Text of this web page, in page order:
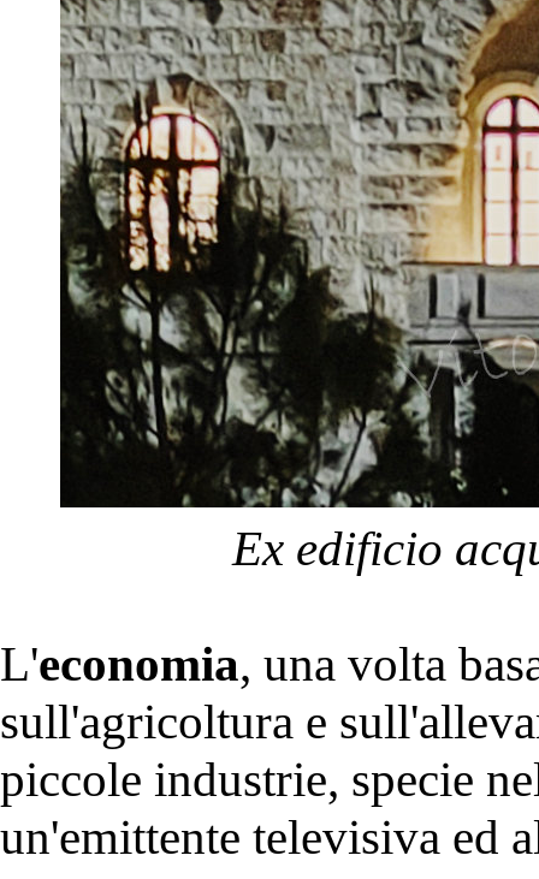
Ex edificio
L'economia, una volta
sull'agricoltura e
piccole industrie, specie
un'emittente televisiva ed